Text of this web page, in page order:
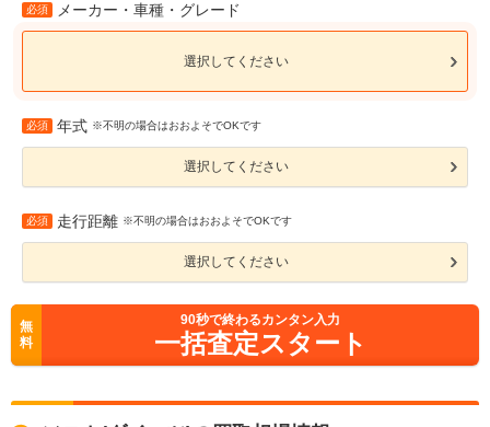
必須 メーカー・車種・グレード
選択してください
必須 年式 ※不明の場合はおおよそでOKです
選択してください
必須 走行距離 ※不明の場合はおおよそでOKです
選択してください
無
料
90秒で終わるカンタン入力
一括査定スタート